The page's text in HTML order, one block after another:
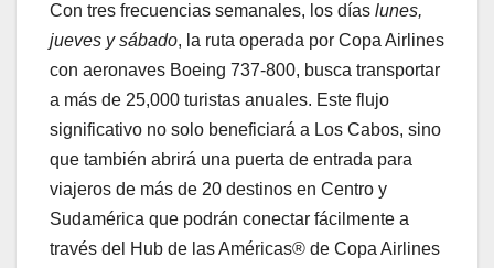
Con tres frecuencias semanales, los días lunes,
jueves y sábado, la ruta operada por Copa Airlines
con aeronaves Boeing 737-800, busca transportar
a más de 25,000 turistas anuales. Este flujo
significativo no solo beneficiará a Los Cabos, sino
que también abrirá una puerta de entrada para
viajeros de más de 20 destinos en Centro y
Sudamérica que podrán conectar fácilmente a
través del Hub de las Américas® de Copa Airlines